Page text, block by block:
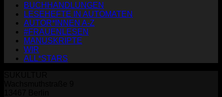
BUCHHANDLUNGEN
LESEHEFTE IN AUTOMATEN
AUTOR*INNEN A-Z
#FRAUENLESEN
MANUSKRIPTE
WIR
ALL*STARS